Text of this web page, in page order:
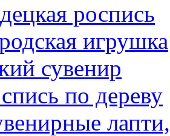
роспись
игрушка
сувенир
по дереву